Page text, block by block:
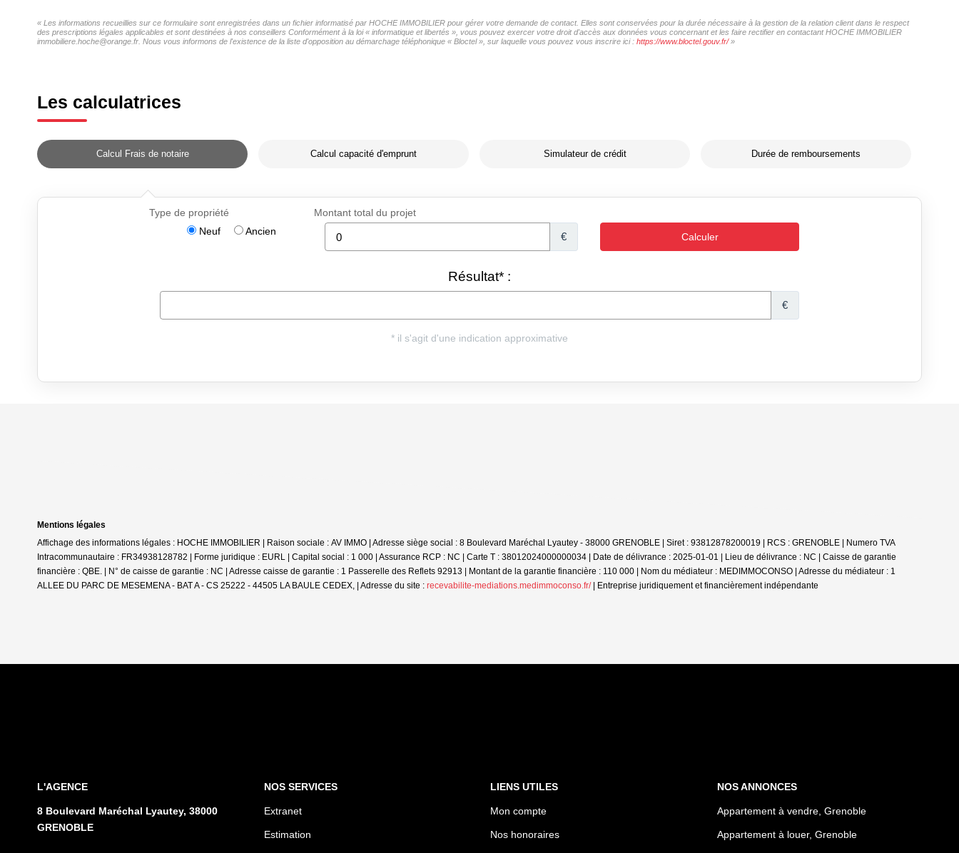
« Les informations recueillies sur ce formulaire sont enregistrées dans un fichier informatisé par HOCHE IMMOBILIER pour gérer votre demande de contact. Elles sont conservées pour la durée nécessaire à la gestion de la relation client dans le respect
des prescriptions légales applicables et sont destinées à nos conseillers Conformément à la loi « informatique et libertés », vous pouvez exercer votre droit d'accès aux données vous concernant et les faire rectifier en contactant HOCHE IMMOBILIER
immobiliere.hoche@orange.fr. Nous vous informons de l'existence de la liste d'opposition au démarchage téléphonique « Bloctel », sur laquelle vous pouvez vous inscrire ici : https://www.bloctel.gouv.fr/»
Les calculatrices
Calcul Frais de notaire Calcul capacité d'emprunt Simulateur de crédit Durée de remboursements
Mentions légales
Affichage des informations légales : HOCHE IMMOBILIER | Raison sociale : AV IMMO | Adresse siège social : 8 Boulevard Maréchal Lyautey - 38000 GRENOBLE | Siret : 93812878200019 | RCS : GRENOBLE | Numero TVA
Intracommunautaire : FR34938128782 | Forme juridique : EURL | Capital social : 1 000 | Assurance RCP : NC | Carte T : 38012024000000034 | Date de délivrance : 2025-01-01 | Lieu de délivrance : NC | Caisse de garantie
financière : QBE. | N° de caisse de garantie : NC | Adresse caisse de garantie : 1 Passerelle des Reflets 92913 | Montant de la garantie financière : 110 000 | Nom du médiateur : MEDIMMOCONSO | Adresse du médiateur : 1
ALLEE DU PARC DE MESEMENA - BAT A - CS 25222 - 44505 LA BAULE CEDEX, | Adresse du site : recevabilite-mediations.medimmoconso.fr/| Entreprise juridiquement et financièrement indépendante
L'AGENCE
8 Boulevard Maréchal Lyautey, 38000
GRENOBLE
NOS SERVICES
Extranet
Estimation
LIENS UTILES
Mon compte
Nos honoraires
NOS ANNONCES
Appartement à vendre, Grenoble
Appartement à louer, Grenoble